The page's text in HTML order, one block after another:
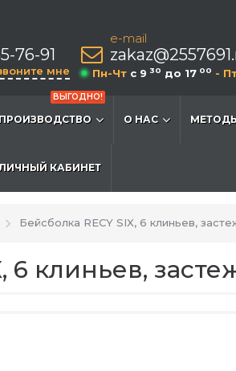
76-91
мне
e-mail
Пн-Чт c 9 30 до 17 00 -
ВЫГОДНО!
ПРОИЗВОДСТВО О НАС
КАБИНЕТ
Бейсболка RECY SIX, 6 клиньев,
6 клиньев,